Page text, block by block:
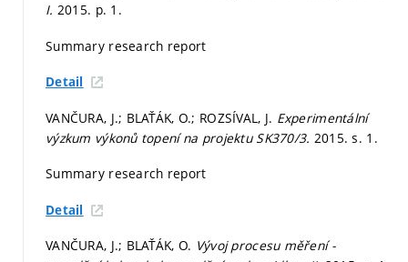
I. 2015. p. 1.
Summary research report
Detail
VANČURA, J.; BLAŤÁK, O.; ROZSÍVAL, J. Experimentální
výzkum výkonů topení na projektu SK370/3. 2015.s. 1.
Summary research report
Detail
VANČURA, J.; BLAŤÁK, O. Vývoj procesu měření -